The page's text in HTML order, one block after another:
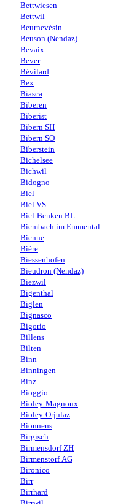
Bettwiesen
Bettwil
Beurnevésin
Beuson (Nendaz)
Bevaix
Bever
Bévilard
Bex
Biasca
Biberen
Biberist
Bibern SH
Bibern SO
Biberstein
Bichelsee
Bichwil
Bidogno
Biel
Biel VS
Biel-Benken BL
Biembach im Emmental
Bienne
Bière
Biessenhofen
Bieudron (Nendaz)
Biezwil
Bigenthal
Biglen
Bignasco
Bigorio
Billens
Bilten
Binn
Binningen
Binz
Bioggio
Bioley-Magnoux
Bioley-Orjulaz
Bionnens
Birgisch
Birmensdorf ZH
Birmenstorf AG
Bironico
Birr
Birrhard